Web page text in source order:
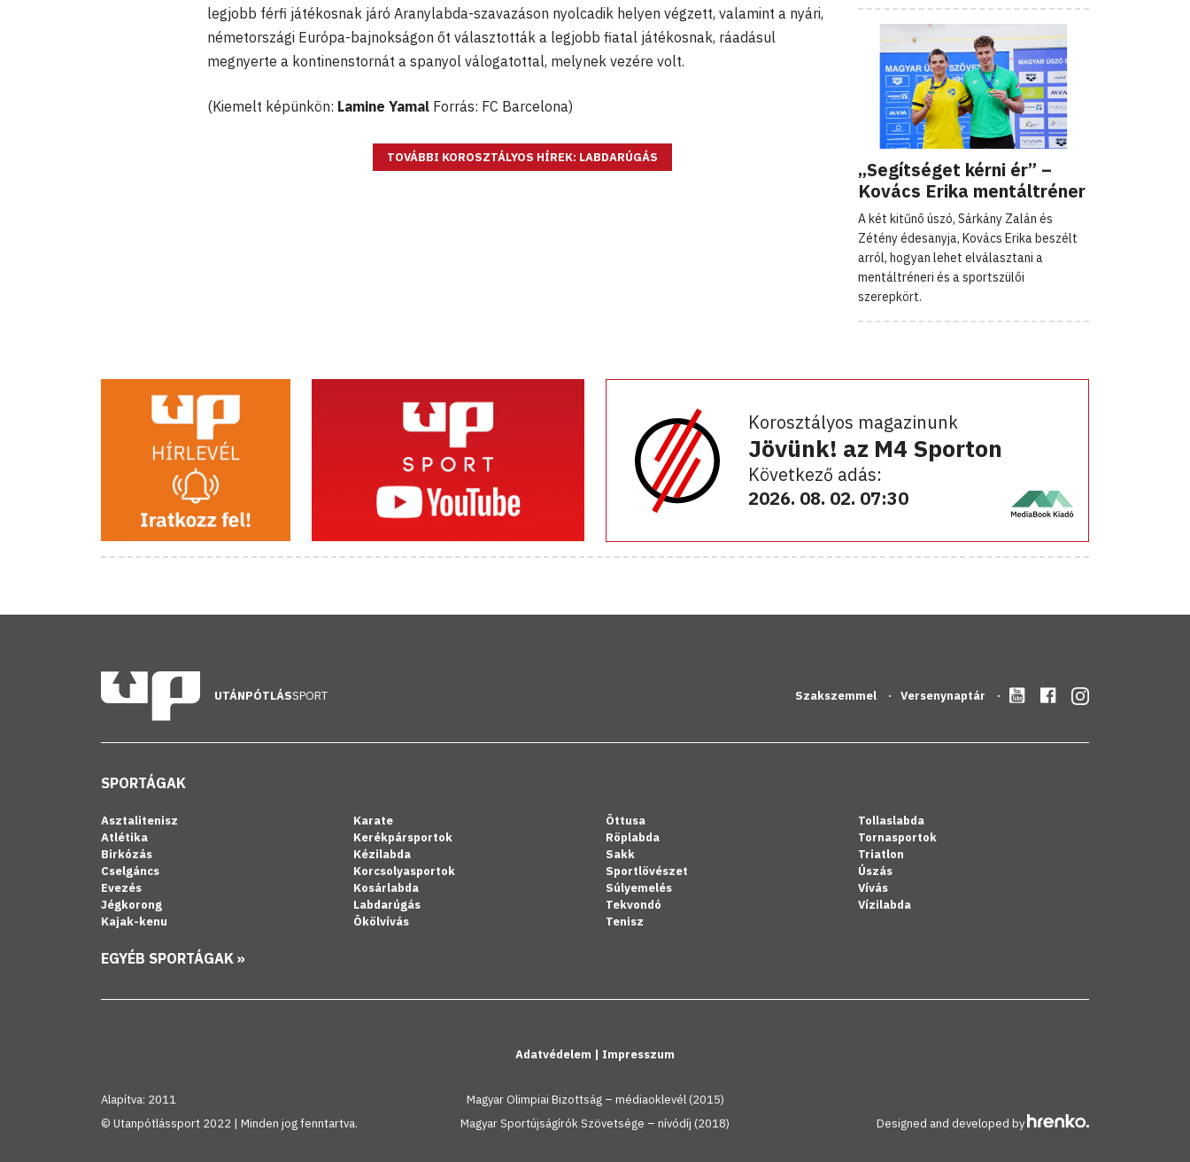
legjobb férfi játékosnak járó Aranylabda-szavazáson nyolcadik helyen végzett, valamint a nyári,
németországi Európa-bajnokságon őt választották a legjobb fiatal játékosnak, ráadásul
megnyerte a kontinenstornát a spanyol válogatottal, melynek vezére volt.
(Kiemelt képünkön: Lamine Yamal Forrás: FC Barcelona)
TOVÁBBI KOROSZTÁLYOS HÍREK: LABDARÚGÁS
„Segítséget kérni ér” –
Kovács Erika mentáltréner
A két kitűnő úszó, Sárkány Zalán és
Zétény édesanyja, Kovács Erika beszélt
arról, hogyan lehet elválasztani a
mentáltréneri és a sportszülői
szerepkört.
Korosztályos magazinunk
Jövünk! az M4 Sporton
Következő adás:
2026. 08. 02. 07:30
UTÁNPÓTLÁSSPORT Szakszemmel Versenynaptár
SPORTÁGAK
Asztalitenisz
Atlétika
Birkózás
Cselgáncs
Evezés
Jégkorong
Kajak-kenu
Karate
Kerékpársportok
Kézilabda
Korcsolyasportok
Kosárlabda
Labdarúgás
Ökölvívás
Öttusa
Röplabda
Sakk
Sportlövészet
Súlyemelés
Tekvondó
Tenisz
Tollaslabda
Tornasportok
Triatlon
Úszás
Vívás
Vízilabda
EGYÉB SPORTÁGAK »
Adatvédelem | Impresszum
Alapítva: 2011
© Utanpótlássport 2022 | Minden jog fenntartva.
Magyar Olimpiai Bizottság – médiaoklevél (2015)
Magyar Sportújságírók Szövetsége – nívódíj (2018)
Designed and developed by